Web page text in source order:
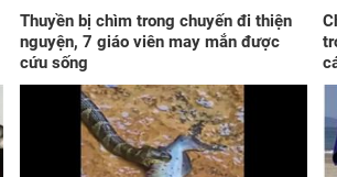
Thuyền bị chìm trong chuyến đi thiện
nguyện, 7 giáo viên may mắn được
cứu sống